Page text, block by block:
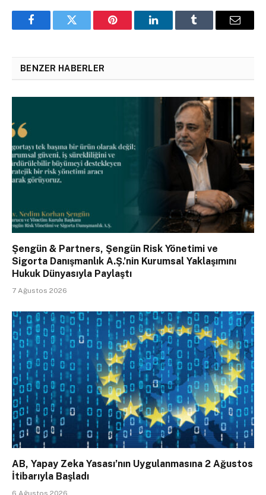
FacebookTwitter Pinterest LinkedInTumblr Email
BENZER HABERLER
Şengün & Partners, Şengün Risk Yönetimi ve
Sigorta Danışmanlık A.Ş.’nin Kurumsal Yaklaşımını
Hukuk Dünyasıyla Paylaştı
7 Ağustos 2026
AB, Yapay Zeka Yasası’nın Uygulanmasına 2 Ağustos
İtibarıyla Başladı
6 Ağustos 2026